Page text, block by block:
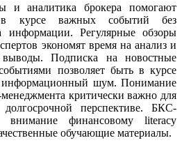
и аналитика брокера помогают
в курсе важных событий без
информации. Регулярные обзоры
экономят время на анализ и
выводы. Подписка на новостные
позволяет быть в курсе
информационный шум. Понимание
критически важно для
перспективе. БКС-
внимание финансовому literacy
обучающие материалы.